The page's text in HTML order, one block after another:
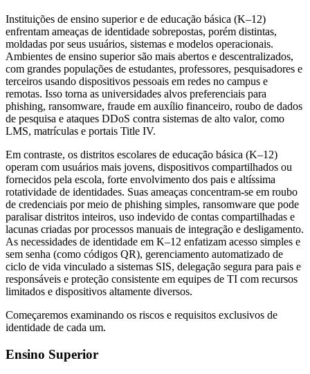
Instituições de ensino superior e de educação básica (K–12)
enfrentam ameaças de identidade sobrepostas, porém distintas,
moldadas por seus usuários, sistemas e modelos operacionais.
Ambientes de ensino superior são mais abertos e descentralizados,
com grandes populações de estudantes, professores, pesquisadores e
terceiros usando dispositivos pessoais em redes no campus e
remotas. Isso torna as universidades alvos preferenciais para
phishing, ransomware, fraude em auxílio financeiro, roubo de dados
de pesquisa e ataques DDoS contra sistemas de alto valor, como
LMS, matrículas e portais Title IV.
Em contraste, os distritos escolares de educação básica (K–12)
operam com usuários mais jovens, dispositivos compartilhados ou
fornecidos pela escola, forte envolvimento dos pais e altíssima
rotatividade de identidades. Suas ameaças concentram-se em roubo
de credenciais por meio de phishing simples, ransomware que pode
paralisar distritos inteiros, uso indevido de contas compartilhadas e
lacunas criadas por processos manuais de integração e desligamento.
As necessidades de identidade em K–12 enfatizam acesso simples e
sem senha (como códigos QR), gerenciamento automatizado de
ciclo de vida vinculado a sistemas SIS, delegação segura para pais e
responsáveis e proteção consistente em equipes de TI com recursos
limitados e dispositivos altamente diversos.
Começaremos examinando os riscos e requisitos exclusivos de
identidade de cada um.
Ensino Superior